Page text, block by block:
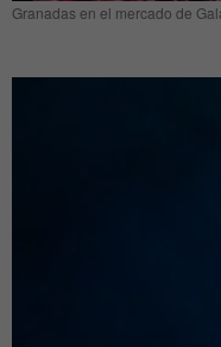
Granadas en el mercado de